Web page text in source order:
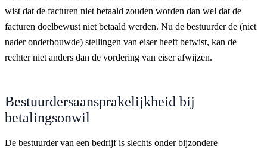
wist dat de facturen niet betaald zouden worden dan wel dat de
facturen doelbewust niet betaald werden. Nu de bestuurder de (niet
nader onderbouwde) stellingen van eiser heeft betwist, kan de
rechter niet anders dan de vordering van eiser afwijzen.
Bestuurdersaansprakelijkheid bij
betalingsonwil
De bestuurder van een bedrijf is slechts onder bijzondere